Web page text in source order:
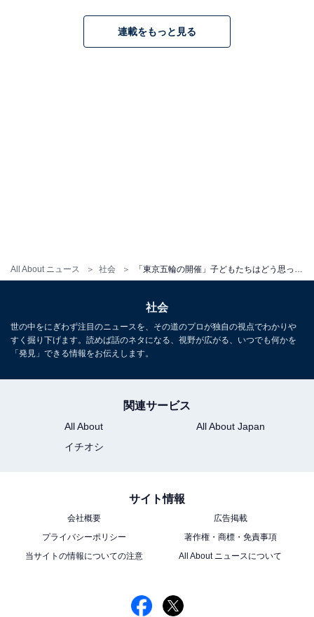
All About ニュース 社会 「東京五輪の開催」子どもたちはどう思ってる？ 選手や日本経済を心配する声も
連載をもっと見る
社会
世の中をにぎわず注目のニュースを、その道のプロが独自の視点でわかりや
すく掘り下げます。読めば話のネタになる、視野が広がる、いつでも何かを
「発見」できる情報をお伝えします。
関連サービス
All About
All About Japan
イチオシ
サイト情報
会社概要
広告掲載
プライバシーポリシー
著作権・商標・免責事項
当サイトの情報についての注意
All About ニュースについて